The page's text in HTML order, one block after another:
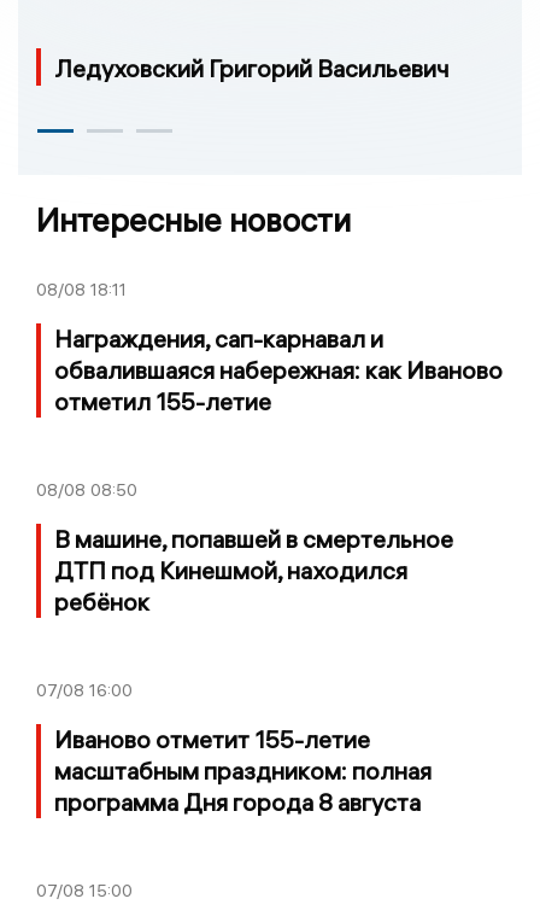
Ледуховский Григорий Васильевич
Интересные новости
08/08 18:11
Награждения, сап-карнавал и
обвалившаяся набережная: как Иваново
отметил 155-летие
08/08 08:50
В машине, попавшей в смертельное
ДТП под Кинешмой, находился
ребёнок
07/08 16:00
Иваново отметит 155-летие
масштабным праздником: полная
программа Дня города 8 августа
07/08 15:00